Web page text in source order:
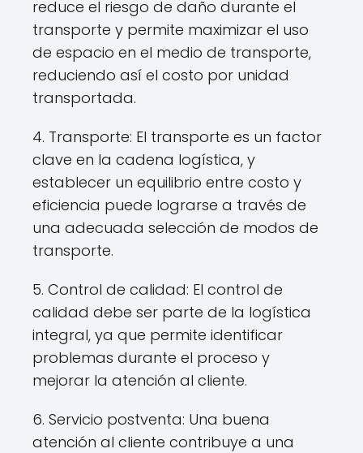
reduce el riesgo de daño durante el
transporte y permite maximizar el uso
de espacio en el medio de transporte,
reduciendo así el costo por unidad
transportada.
4. Transporte: El transporte es un factor
clave en la cadena logística, y
establecer un equilibrio entre costo y
eficiencia puede lograrse a través de
una adecuada selección de modos de
transporte.
5. Control de calidad: El control de
calidad debe ser parte de la logística
integral, ya que permite identificar
problemas durante el proceso y
mejorar la atención al cliente.
6. Servicio postventa: Una buena
atención al cliente contribuye a una